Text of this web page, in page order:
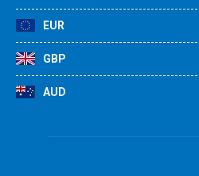
EUR
GBP
AUD